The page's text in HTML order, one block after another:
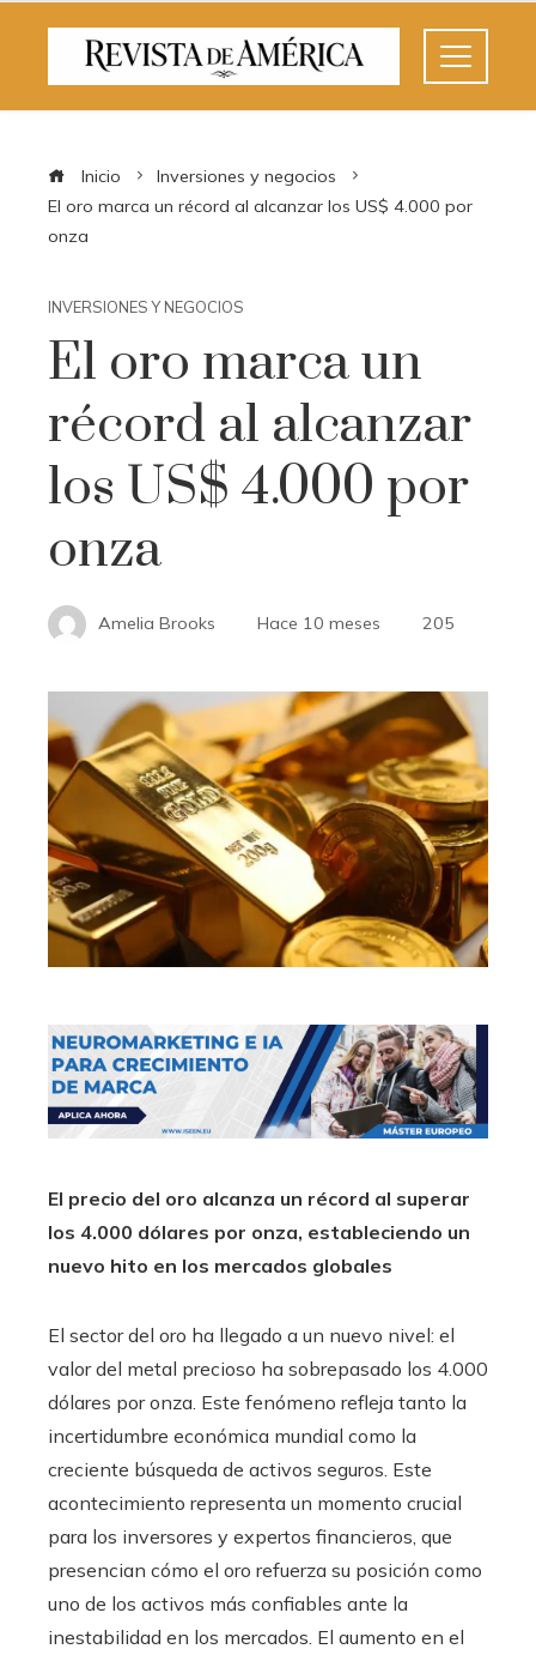
Inicio
Inversiones y negocios
El oro marca un récord al alcanzar los US$ 4.000 por
onza
INVERSIONES Y NEGOCIOS
El oro marca un
récord al alcanzar
los US$ 4.000 por
onza
Amelia Brooks Hace 10 meses 205
El precio del oro alcanza un récord al superar
los 4.000 dólares por onza, estableciendo un
nuevo hito en los mercados globales
El sector del oro ha llegado a un nuevo nivel: el
valor del metal precioso ha sobrepasado los 4.000
dólares por onza. Este fenómeno refleja tanto la
incertidumbre económica mundial como la
creciente búsqueda de activos seguros. Este
acontecimiento representa un momento crucial
para los inversores y expertos financieros, que
presencian cómo el oro refuerza su posición como
uno de los activos más confiables ante la
inestabilidad en los mercados. El aumento en el